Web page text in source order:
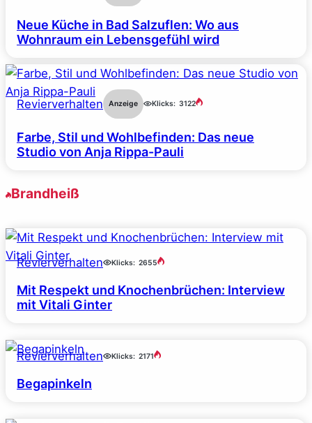
Neue Küche in Bad Salzuflen: Wo aus
Wohnraum ein Lebensgefühl wird
Revierverhalten Anzeige Klicks: 3122
Farbe, Stil und Wohlbefinden: Das neue
Studio von Anja Rippa-Pauli
Brandheiß
Revierverhalten Klicks: 2655
Mit Respekt und Knochenbrüchen: Interview
mit Vitali Ginter
Revierverhalten Klicks: 2171
Begapinkeln